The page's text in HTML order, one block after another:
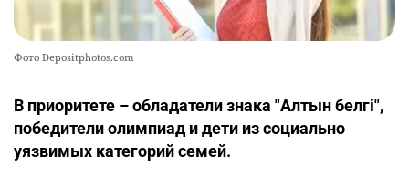
Фото Depositphotos.com
В приоритете – обладатели знака "Алтын белгі",
победители олимпиад и дети из социально
уязвимых категорий семей.